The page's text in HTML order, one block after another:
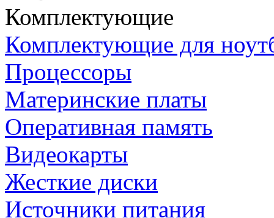
Комплектующие
Комплектующие для
Процессоры
Материнские платы
Оперативная память
Видеокарты
Жесткие диски
Источники питания